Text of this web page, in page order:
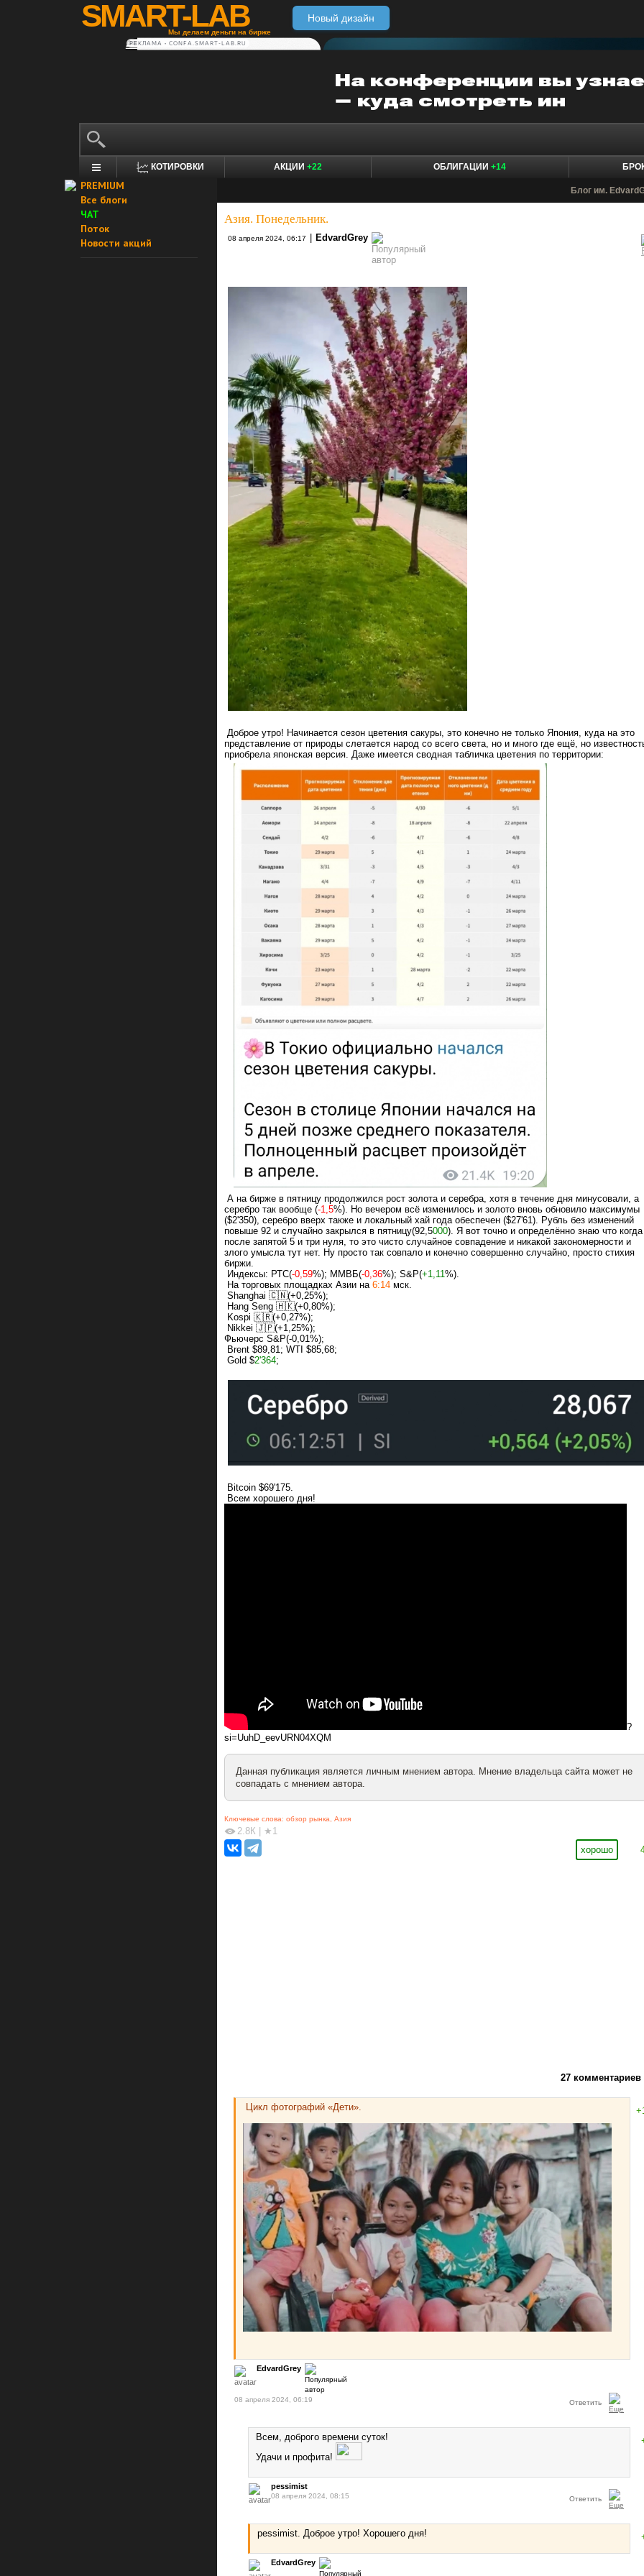
SMART-LAB
Мы делаем деньги на бирже
Новый дизайн
РЕКЛАМА • CONFA.SMART-LAB.RU
КОТИРОВКИ АКЦИИ +22 ОБЛИГАЦИИ +14
PREMIUM
Все блоги
ЧАТ
Поток
Новости акций
Блог им.
Азия. Понедельник.
08 апреля 2024, 06:17 EdvardGrey
Доброе утро! Начинается сезон цветения сакуры, это конечно не только Япония, куда на это
представление от природы слетается народ со всего света, но и много где ещё, но
приобрела японская версия. Даже имеется сводная табличка цветения по территории:
А на бирже в пятницу продолжился рост золота и серебра, хотя в течение дня минусовали, а
серебро так вообще (-1,5%). Но вечером всё изменилось и золото вновь обновило максимумы
($2'350), серебро вверх также и локальный хай года обеспечен ($27'61). Рубль без изменений
повыше 92 и случайно закрылся в пятницу(92,5000). Я вот точно и определённо знаю что когда
после запятой 5 и три нуля, то это чисто случайное совпадение и никакой закономерности и
злого умысла тут нет. Ну просто так совпало и конечно совершенно случайно, просто стихия
биржи.
Индексы: РТС(-0,59%); ММВБ(-0,36%); S&P(+1,11%).
На торговых площадках Азии на 6:14 мск.
Shanghai 🇨🇳(+0,25%);
Hang Seng 🇭🇰(+0,80%);
Kospi 🇰🇷(+0,27%);
Nikkei 🇯🇵(+1,25%);
Фьючерс S&P(-0,01%);
Brent $89,81; WTI $85,68;
Gold $2'364;
Bitcoin $69'175.
Всем хорошего дня!
?
si=UuhD_eevURN04XQM
Данная публикация является личным мнением автора. Мнение владельца сайта может не
совпадать с мнением автора.
Ключевые слова: обзор рынка Азия
2.8К | ★1
хорошо
27 комментариев
Цикл фотографий «Дети».
EdvardGrey
08 апреля 2024, 06:19 Ответить
Всем, доброго времени суток!
Удачи и профита!
pessimist
08 апреля 2024, 08:15 Ответить
pessimist. Доброе утро! Хорошего дня!
EdvardGrey